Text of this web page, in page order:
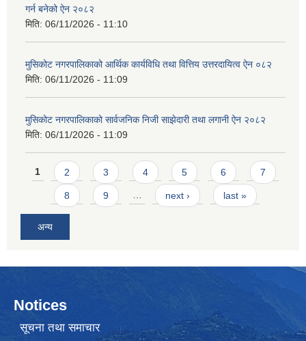
गर्न बनेको ऐन २०८२
मिति: 06/11/2026 - 11:10
मुसिकोट नगरपालिकाको आर्थिक कार्यविधि तथा वित्तिय उत्तरदायित्व ऐन ०८२
मिति: 06/11/2026 - 11:09
मुसिकोट नगरपालिकाको सार्वजनिक निजी साझेदारी तथा लगानी ऐन २०८२
मिति: 06/11/2026 - 11:09
Pages
1 2 3 4 5 6 7
8 9 … next › last »
अन्य
Notices
सूचना तथा समाचार